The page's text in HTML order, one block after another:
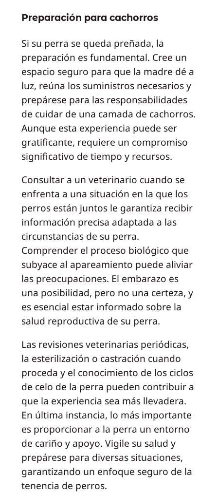
Preparación para cachorros
Si su perra se queda preñada, la
preparación es fundamental. Cree un
espacio seguro para que la madre dé a
luz, reúna los suministros necesarios y
prepárese para las responsabilidades
de cuidar de una camada de cachorros.
Aunque esta experiencia puede ser
gratificante, requiere un compromiso
significativo de tiempo y recursos.
Consultar a un veterinario cuando se
enfrenta a una situación en la que los
perros están juntos le garantiza recibir
información precisa adaptada a las
circunstancias de su perra.
Comprender el proceso biológico que
subyace al apareamiento puede aliviar
las preocupaciones. El embarazo es
una posibilidad, pero no una certeza, y
es esencial estar informado sobre la
salud reproductiva de su perra.
Las revisiones veterinarias periódicas,
la esterilización o castración cuando
proceda y el conocimiento de los ciclos
de celo de la perra pueden contribuir a
que la experiencia sea más llevadera.
En última instancia, lo más importante
es proporcionar a la perra un entorno
de cariño y apoyo. Vigile su salud y
prepárese para diversas situaciones,
garantizando un enfoque seguro de la
tenencia de perros.